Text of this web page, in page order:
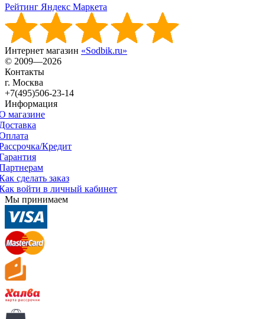
Рейтинг Яндекс Маркета
Интернет магазин «Sodbik.ru»
© 2009—2026
Контакты
г. Москва
+7(495)506-23-14
Информация
магазине
Кредит
сделать заказ
войти в личный кабинет
Мы принимаем